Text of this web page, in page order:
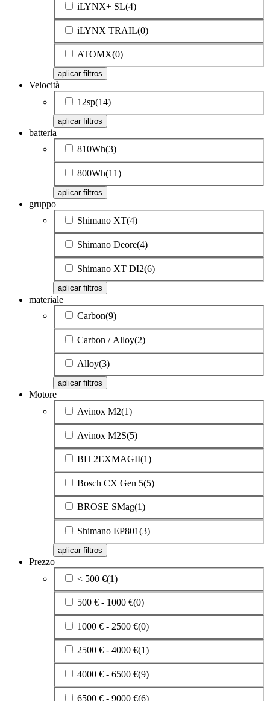
iLYNX+ SL(4)
iLYNX TRAIL(0)
ATOMX(0)
aplicar filtros
Velocità
12sp(14)
aplicar filtros
batteria
810Wh(3)
800Wh(11)
aplicar filtros
gruppo
Shimano XT(4)
Shimano Deore(4)
Shimano XT DI2(6)
aplicar filtros
materiale
Carbon(9)
Carbon / Alloy(2)
Alloy(3)
aplicar filtros
Motore
Avinox M2(1)
Avinox M2S(5)
BH 2EXMAGII(1)
Bosch CX Gen 5(5)
BROSE SMag(1)
Shimano EP801(3)
aplicar filtros
Prezzo
< 500 €(1)
500 € - 1000 €(0)
1000 € - 2500 €(0)
2500 € - 4000 €(1)
4000 € - 6500 €(9)
6500 € - 9000 €(6)